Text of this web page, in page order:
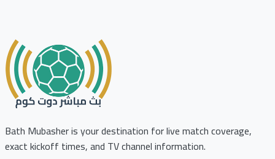
Bath Mubasher is your destination for live match coverage,
exact kickoff times, and TV channel information.